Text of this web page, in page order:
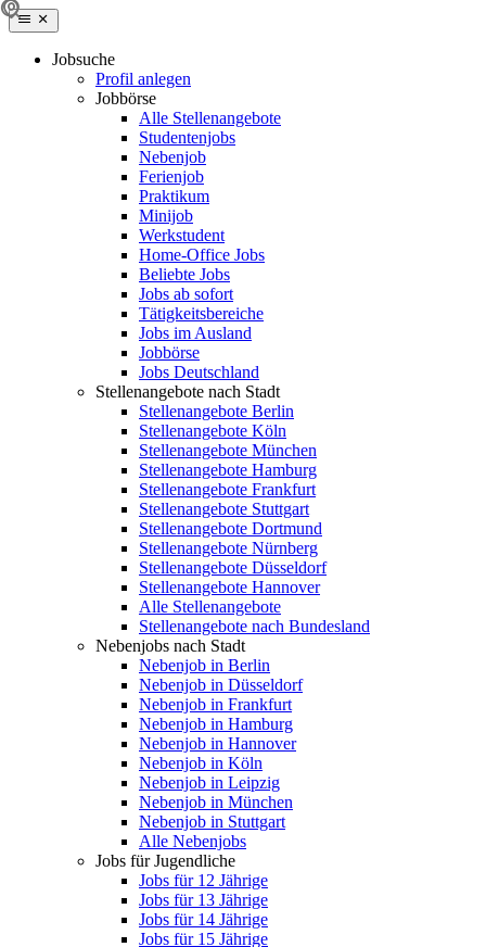
Jobsuche
Profil anlegen
Jobbörse
Alle Stellenangebote
Studentenjobs
Nebenjob
Ferienjob
Praktikum
Minijob
Werkstudent
Home-Office Jobs
Beliebte Jobs
Jobs ab sofort
Tätigkeitsbereiche
Jobs im Ausland
Jobbörse
Jobs Deutschland
Stellenangebote nach Stadt
Stellenangebote Berlin
Stellenangebote Köln
Stellenangebote München
Stellenangebote Hamburg
Stellenangebote Frankfurt
Stellenangebote Stuttgart
Stellenangebote Dortmund
Stellenangebote Nürnberg
Stellenangebote Düsseldorf
Stellenangebote Hannover
Alle Stellenangebote
Stellenangebote nach Bundesland
Nebenjobs nach Stadt
Nebenjob in Berlin
Nebenjob in Düsseldorf
Nebenjob in Frankfurt
Nebenjob in Hamburg
Nebenjob in Hannover
Nebenjob in Köln
Nebenjob in Leipzig
Nebenjob in München
Nebenjob in Stuttgart
Alle Nebenjobs
Jobs für Jugendliche
Jobs für 12 Jährige
Jobs für 13 Jährige
Jobs für 14 Jährige
Jobs für 15 Jährige